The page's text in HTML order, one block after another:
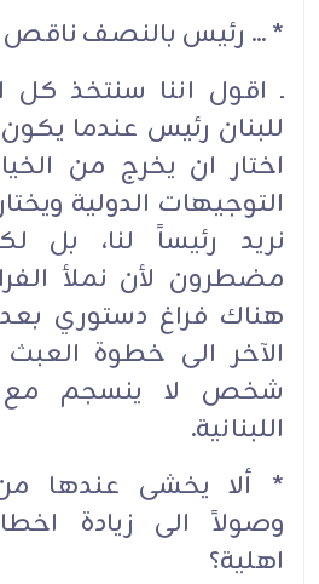
* ... رئيس بالنصف ناقص
ـ اقول اننا سنتخذ كل
للبنان رئيس عندما
اختار ان يخرج من
التوجيهات الدولية
نريد رئيساً لنا، بل
مضطرون لأن نملأ
هناك فراغ دستوري
الآخر الى خطوة العبث
شخص لا ينسجم مع
اللبنانية.
* ألا يخشى عندها من
وصولاً الى زيادة
اهلية؟